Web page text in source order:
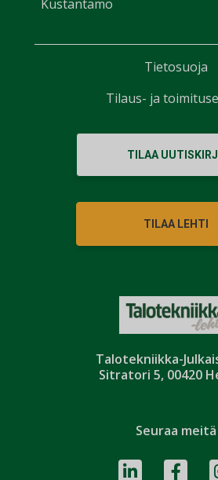
Talotekniikka-
Sitratori 5, 00420
Kustantamo
TILAA
TILAA LEHTI
Seuraa meitä
Tietosuoja
Tilaus- ja